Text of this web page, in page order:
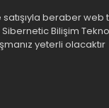
beraber web
Bilişim
yeterli olacaktır